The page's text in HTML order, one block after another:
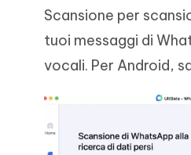
Scansione per
tuoi messaggi di
vocali. Per Android,